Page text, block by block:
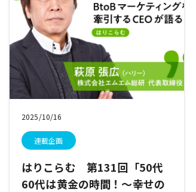
2025/10/16
連載企画
はりこらむ 第131回「50代
60代は黄金の時間！～幸せの